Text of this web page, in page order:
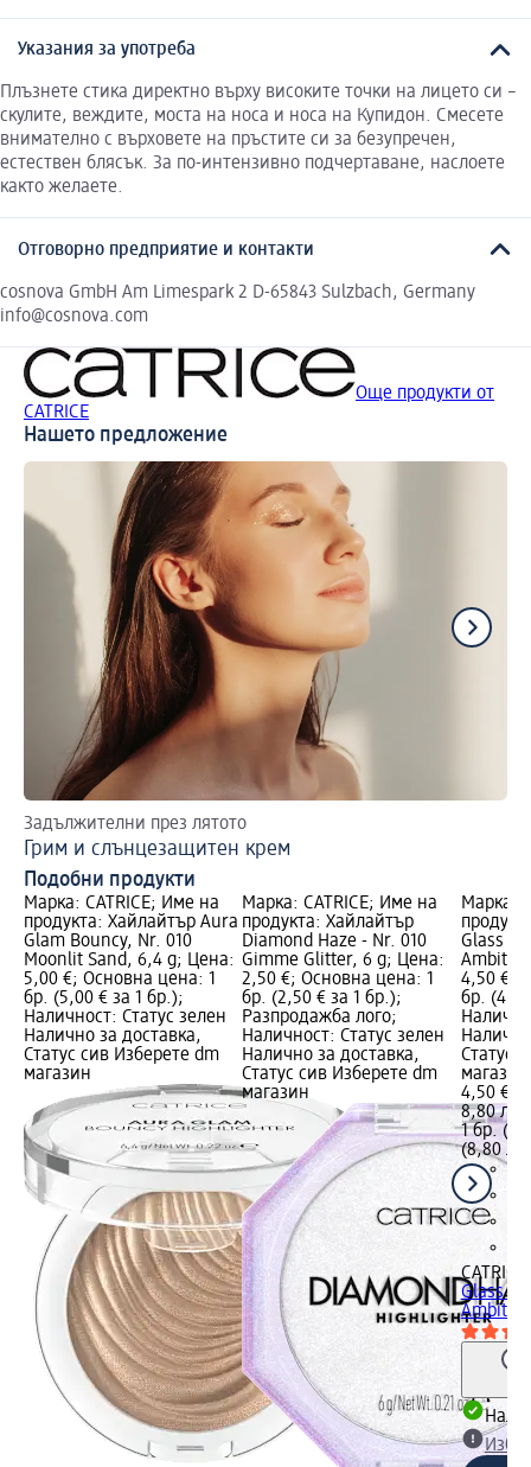
Указания за употреба
Плъзнете стика директно върху високите точки на лицето си –
скулите, веждите, моста на носа и носа на Купидон. Смесете
внимателно с върховете на пръстите си за безупречен,
естествен блясък. За по-интензивно подчертаване, наслоете
както желаете.
Отговорно предприятие и контакти
cosnova GmbH Am Limespark 2 D-65843 Sulzbach, Germany
info@cosnova.com
Още продукти от
CATRICE
Нашето предложение
Задължителни през лятото
Грим и слънцезащитен крем
Подобни продукти
Марка: CATRICE; Име на
продукта: Хайлайтър Aura
Glam Bouncy, Nr. 010
Moonlit Sand, 6,4 g; Цена:
5,00 €; Основна цена: 1
бр. (5,00 € за 1 бр.);
Наличност: Статус зелен
Налично за доставка,
Статус сив Изберете dm
магазин
Марка: CATRICE; Име на
продукта: Хайлайтър
Diamond Haze - Nr. 010
Gimme Glitter, 6 g; Цена:
2,50 €; Основна цена: 1
бр. (2,50 € за 1 бр.);
Разпродажба лого;
Наличност: Статус зелен
Налично за доставка,
Статус сив Изберете dm
магазин
Марка:
Glass
4,50 €;
бр.
Статус
магазин
4,50 €
8,80 лв.
1 бр.
(8,80
CATRICE
Glass